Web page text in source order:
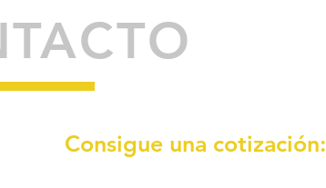
Consigue una cotización: